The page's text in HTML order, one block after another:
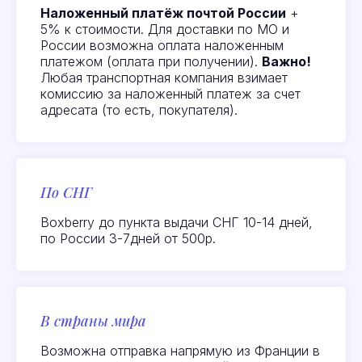
Наложенный платёж почтой России +
5% к стоимости. Для доставки по МО и
России возможна оплата наложенным
платежом (оплата при получении). Важно!
Любая транспортная компания взимает
комиссию за наложенный платеж за счет
адресата (то есть, покупателя).
По СНГ
Boxberry до пункта выдачи СНГ 10-14 дней,
по России 3-7дней от 500р.
В страны мира
Возможна отправка напрямую из Франции в
Отзывынаших
клиентов
оставить отзыв на